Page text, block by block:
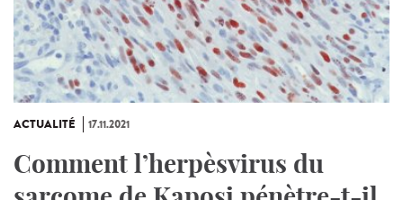
ACTUALITÉ 17.11.2021
Comment l’herpèsvirus du